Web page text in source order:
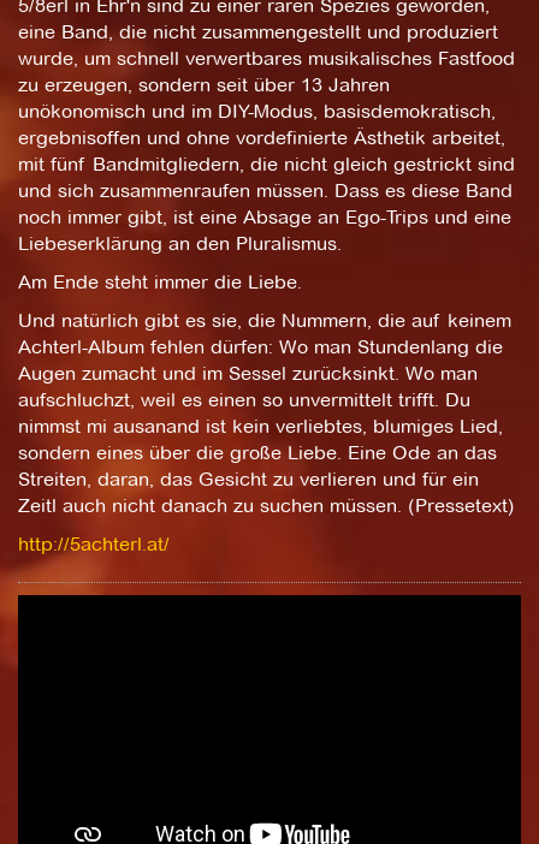
5/8erl in Ehr'n sind zu einer raren Spezies geworden,
eine Band, die nicht zusammengestellt und produziert
wurde, um schnell verwertbares musikalisches Fastfood
zu erzeugen, sondern seit über 13 Jahren
unökonomisch und im DIY-Modus, basisdemokratisch,
ergebnisoffen und ohne vordefinierte Ästhetik arbeitet,
mit fünf Bandmitgliedern, die nicht gleich gestrickt sind
und sich zusammenraufen müssen. Dass es diese Band
noch immer gibt, ist eine Absage an Ego-Trips und eine
Liebeserklärung an den Pluralismus.
Am Ende steht immer die Liebe.
Und natürlich gibt es sie, die Nummern, die auf keinem
Achterl-Album fehlen dürfen: Wo man Stundenlang die
Augen zumacht und im Sessel zurücksinkt. Wo man
aufschluchzt, weil es einen so unvermittelt trifft. Du
nimmst mi ausanand ist kein verliebtes, blumiges Lied,
sondern eines über die große Liebe. Eine Ode an das
Streiten, daran, das Gesicht zu verlieren und für ein
Zeitl auch nicht danach zu suchen müssen. (Pressetext)
http://5achterl.at/